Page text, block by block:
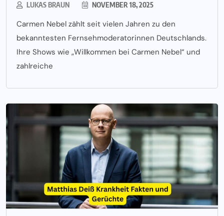
LUKAS BRAUN NOVEMBER 18, 2025
Carmen Nebel zählt seit vielen Jahren zu den
bekanntesten Fernsehmoderatorinnen Deutschlands.
Ihre Shows wie „Willkommen bei Carmen Nebel“ und
zahlreiche